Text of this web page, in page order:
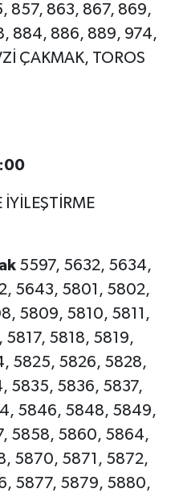
857, 863, 867, 869,
884, 886, 889, 974,
ÇAKMAK, TOROS
İYİLEŞTİRME
5597, 5632, 5634,
5643, 5801, 5802,
5809, 5810, 5811,
5817, 5818, 5819,
5825, 5826, 5828,
5835, 5836, 5837,
5846, 5848, 5849,
5858, 5860, 5864,
5870, 5871, 5872,
5877, 5879, 5880,